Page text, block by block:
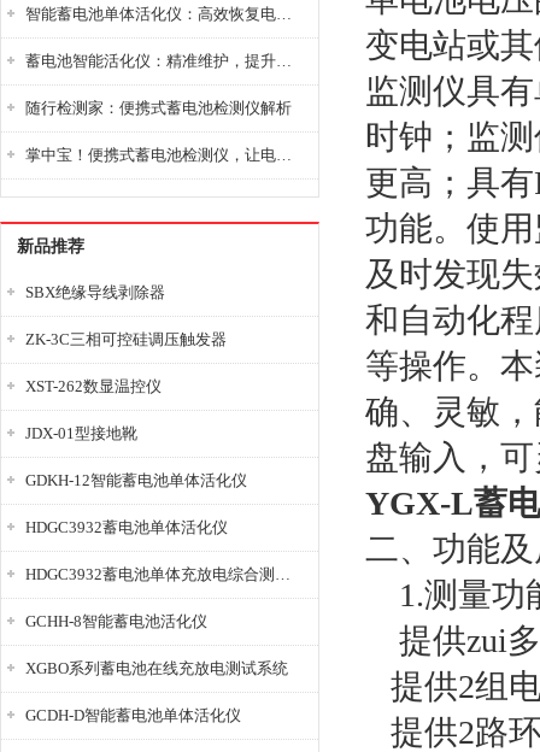
智能蓄电池单体活化仪：高效恢复电池性能，延长蓄电池使用寿命
蓄电池智能活化仪：精准维护，提升电池健康状态
随行检测家：便携式蓄电池检测仪解析
掌中宝！便携式蓄电池检测仪，让电池检测变得简单又快捷！
新品推荐
SBX绝缘导线剥除器
ZK-3C三相可控硅调压触发器
XST-262数显温控仪
JDX-01型接地靴
GDKH-12智能蓄电池单体活化仪
HDGC3932蓄电池单体活化仪
HDGC3932蓄电池单体充放电综合测试仪
GCHH-8智能蓄电池活化仪
XGBO系列蓄电池在线充放电测试系统
GCDH-D智能蓄电池单体活化仪
变电站或
监测仪具
时钟；监
更高；具
功能。使
及时发现
和自动化
等操作。
确、灵敏
盘输入，
YGX-L蓄
二、功能
1.测量功
提供zui
提供2组
提供2路